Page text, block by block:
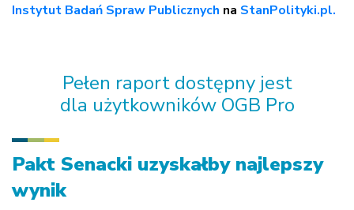
Instytut Badań Spraw Publicznych na StanPolityki.pl.
Pełen raport dostępny jest
dla użytkowników OGB Pro
Pakt Senacki uzyskałby najlepszy
wynik